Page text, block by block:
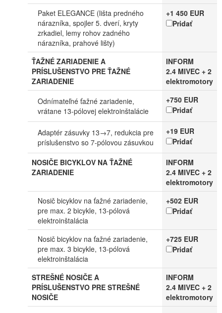
Paket ELEGANCE (lišta predného
nárazníka, spojler 5. dverí, kryty
zrkadiel, lemy rohov zadného
nárazníka, prahové lišty)
+1 450 EUR
Pridať
ŤAŽNÉ ZARIADENIE A
PRÍSLUŠENSTVO PRE ŤAŽNÉ
ZARIADENIE
INFORM
2.4 MIVEC + 2
elektromotory
Odnímateľné ťažné zariadenie,
vrátane 13-pólovej elektroinštalácie
+750 EUR
Pridať
Adaptér zásuvky 13→7, redukcia pre
príslušenstvo so 7-pólovou zásuvkou
+19 EUR
Pridať
NOSIČE BICYKLOV NA ŤAŽNÉ
ZARIADENIE
INFORM
2.4 MIVEC + 2
elektromotory
Nosič bicyklov na ťažné zariadenie,
pre max. 2 bicykle, 13-pólová
elektroinštalácia
+502 EUR
Pridať
Nosič bicyklov na ťažné zariadenie,
pre max. 3 bicykle, 13-pólová
elektroinštalácia
+725 EUR
Pridať
STREŠNÉ NOSIČE A
PRÍSLUŠENSTVO PRE STREŠNÉ
NOSIČE
INFORM
2.4 MIVEC + 2
elektromotory